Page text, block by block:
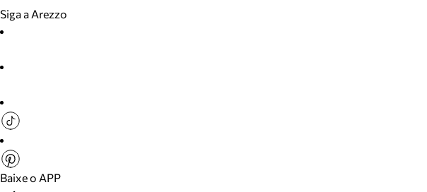
Siga a Arezzo
Baixe o APP